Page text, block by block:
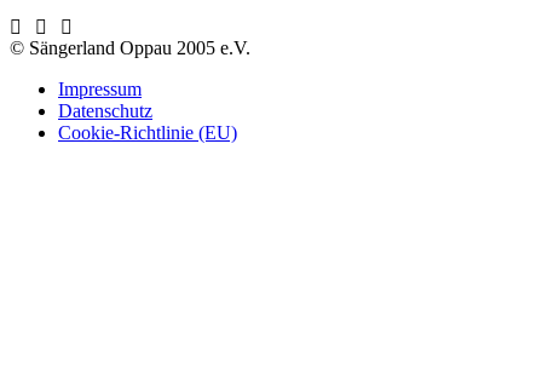
© Sängerland Oppau 2005 e.V.
Impressum
Datenschutz
Cookie-Richtlinie (EU)